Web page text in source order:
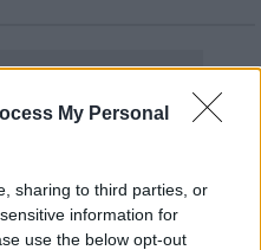
My Personal
sharing to third parties, or
information for
use the below opt-out